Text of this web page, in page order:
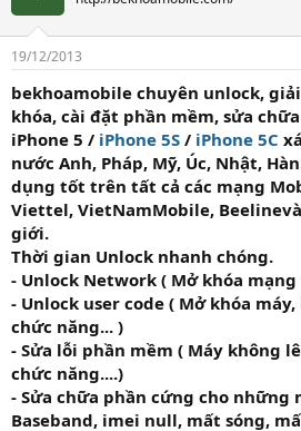
ả
đ
g
19/12/2013
bekhoamobile chuyên unlock,
khóa, cài đặt phần mềm, sửa chữa
iPhone 5 / iPhone 5S / iPhone 5C
nước Anh, Pháp, Mỹ, Úc, Nhật,
dụng tốt trên tất cả các mạng
Viettel, VietNamMobile,
giới.
Thời gian Unlock nhanh chóng.
- Unlock Network ( Mở khóa
- Unlock user code ( Mở khóa
chức năng... )
- Sửa lỗi phần mềm ( Máy không
chức năng....)
- Sửa chữa phần cứng cho những
Baseband, imei null, mất sóng,